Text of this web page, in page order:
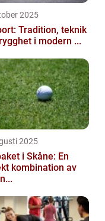
2025
Tradition, teknik
i modern ...
2025
i Skåne: En
kombination av